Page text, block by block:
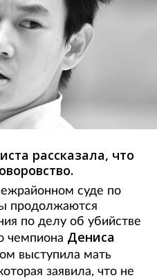
рассказала, что
суде по
продолжаются
по делу об убийстве
чемпиона Дениса
выступила мать
заявила, что не